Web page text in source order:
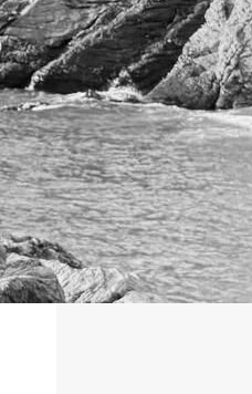
talenti italiani
7 Agosto 2026